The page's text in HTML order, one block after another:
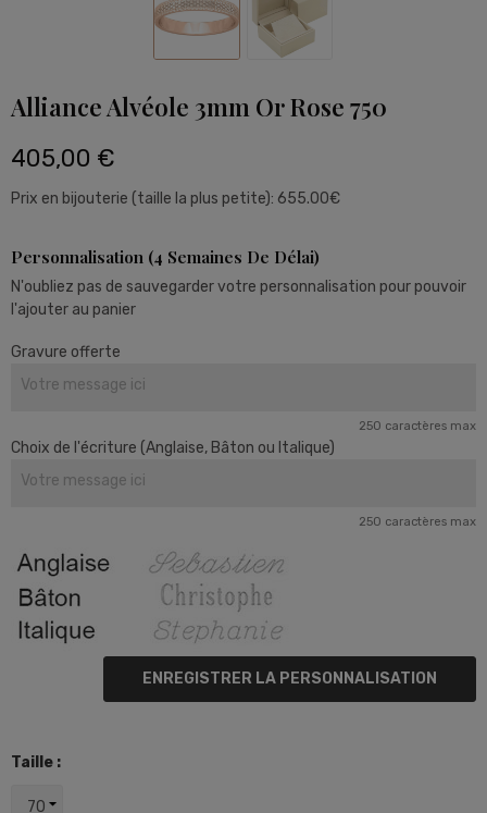
Alliance Alvéole 3mm Or Rose 750
405,00 €
Prix en bijouterie (taille la plus petite): 655.00€
Personnalisation (4 Semaines De Délai)
N'oubliez pas de sauvegarder votre personnalisation pour pouvoir
l'ajouter au panier
Gravure offerte
250 caractères max
Choix de l'écriture (Anglaise, Bâton ou Italique)
250 caractères max
ENREGISTRER LA PERSONNALISATION
Taille :